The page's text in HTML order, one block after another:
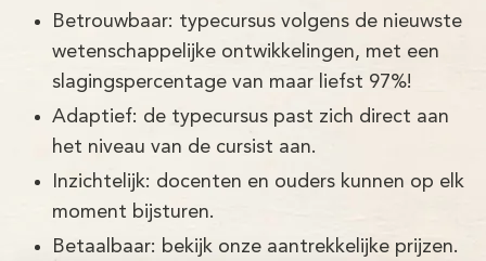
Betrouwbaar: typecursus volgens de nieuwste
wetenschappelijke ontwikkelingen, met een
slagingspercentage van maar liefst 97%!
Adaptief: de typecursus past zich direct aan
het niveau van de cursist aan.
Inzichtelijk: docenten en ouders kunnen op elk
moment bijsturen.
Betaalbaar: bekijk onze aantrekkelijke prijzen.